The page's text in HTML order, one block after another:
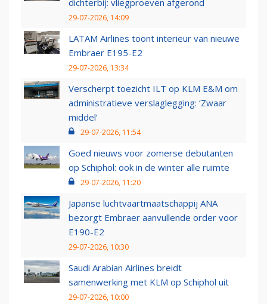
dichterbij: vliegproeven afgerond
29-07-2026, 14:09
LATAM Airlines toont interieur van nieuwe
Embraer E195-E2
29-07-2026, 13:34
Verscherpt toezicht ILT op KLM E&M om
administratieve verslaglegging: ‘Zwaar
middel’
29-07-2026, 11:54
Goed nieuws voor zomerse debutanten
op Schiphol: ook in de winter alle ruimte
29-07-2026, 11:20
Japanse luchtvaartmaatschappij ANA
bezorgt Embraer aanvullende order voor
E190-E2
29-07-2026, 10:30
Saudi Arabian Airlines breidt
samenwerking met KLM op Schiphol uit
29-07-2026, 10:00